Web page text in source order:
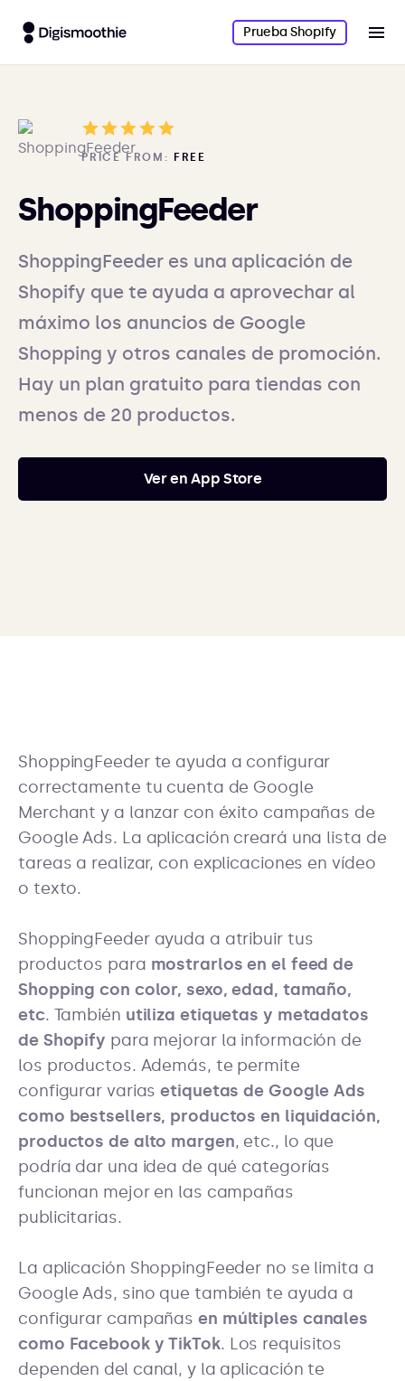
Prueba Shopify
PRICE FROM: FREE
ShoppingFeeder
ShoppingFeeder es una aplicación de
Shopify que te ayuda a aprovechar al
máximo los anuncios de Google
Shopping y otros canales de promoción.
Hay un plan gratuito para tiendas con
menos de 20 productos.
Ver en App Store
ShoppingFeeder te ayuda a configurar
correctamente tu cuenta de Google
Merchant y a lanzar con éxito campañas de
Google Ads. La aplicación creará una lista de
tareas a realizar, con explicaciones en vídeo
o texto.
ShoppingFeeder ayuda a atribuir tus
productos para mostrarlos en el feed de
Shopping con color, sexo, edad, tamaño,
etc. También utiliza etiquetas y metadatos
de Shopify para mejorar la información de
los productos. Además, te permite
configurar varias etiquetas de Google Ads
como bestsellers, productos en liquidación,
productos de alto margen, etc., lo que
podría dar una idea de qué categorías
funcionan mejor en las campañas
publicitarias.
La aplicación ShoppingFeeder no se limita a
Google Ads, sino que también te ayuda a
configurar campañas en múltiples canales
como Facebook y TikTok. Los requisitos
dependen del canal, y la aplicación te